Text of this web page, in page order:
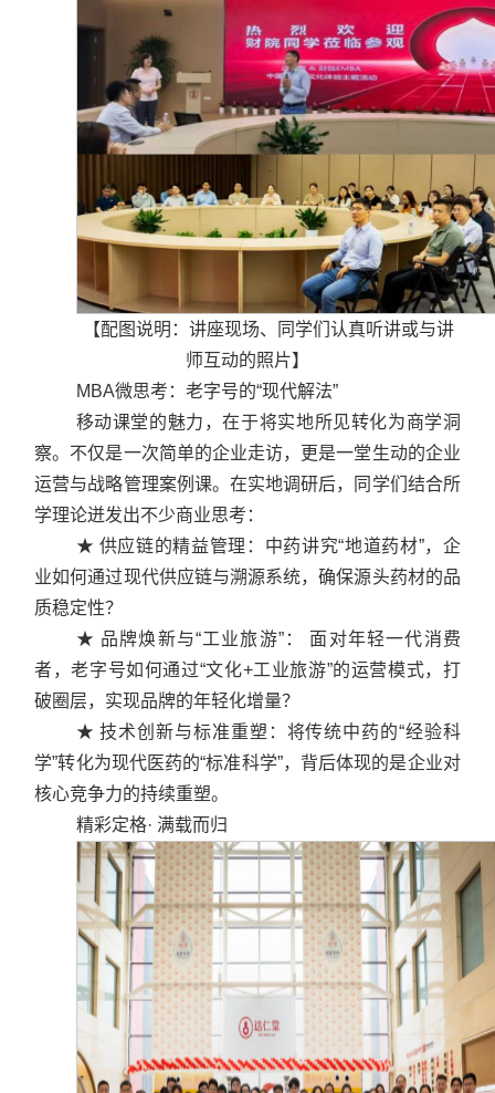
【配图说明：讲座现场、同学们认真听讲或与讲
师互动的照片】
MBA微思考：老字号的“现代解法”
移动课堂的魅力，在于将实地所见转化为商学洞
察。不仅是一次简单的企业走访，更是一堂生动的企业
运营与战略管理案例课。在实地调研后，同学们结合所
学理论迸发出不少商业思考：
★ 供应链的精益管理：中药讲究“地道药材”，企
业如何通过现代供应链与溯源系统，确保源头药材的品
质稳定性？
★ 品牌焕新与“工业旅游”： 面对年轻一代消费
者，老字号如何通过“文化+工业旅游”的运营模式，打
破圈层，实现品牌的年轻化增量？
★ 技术创新与标准重塑：将传统中药的“经验科
学”转化为现代医药的“标准科学”，背后体现的是企业对
核心竞争力的持续重塑。
精彩定格· 满载而归